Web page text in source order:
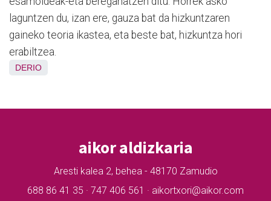
laguntzen du, izan ere, gauza bat da hizkuntzaren
gaineko teoria ikastea, eta beste bat, hizkuntza hori
erabiltzea.
DERIO
aikor aldizkaria
Aresti kalea 2, behea - 48170 Zamudio
688 86 41 35 · 747 406 561 · aikortxori@aikor.com